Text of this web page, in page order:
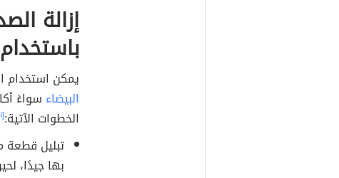
إزالة
يمكن استخدام
البيضاء سواءً
الخطوات الآتية:[١]
تبليل قطعة
بها جيدًا،